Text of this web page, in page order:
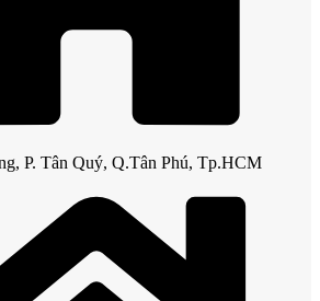
P. Tân Quý, Q.Tân Phú, Tp.HCM